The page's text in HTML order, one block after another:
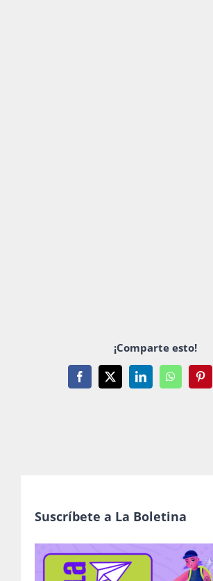
¡Comparte esto!
Facebook
X LinkedInWhatsApp
Suscríbete a La Boletina